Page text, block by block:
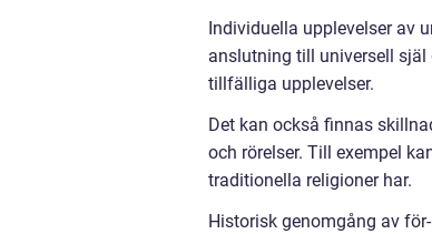
Individuella upplevelser av
anslutning till universell
tillfälliga upplevelser.
Det kan också finnas
och rörelser. Till exempel
traditionella religioner har.
Historisk genomgång av